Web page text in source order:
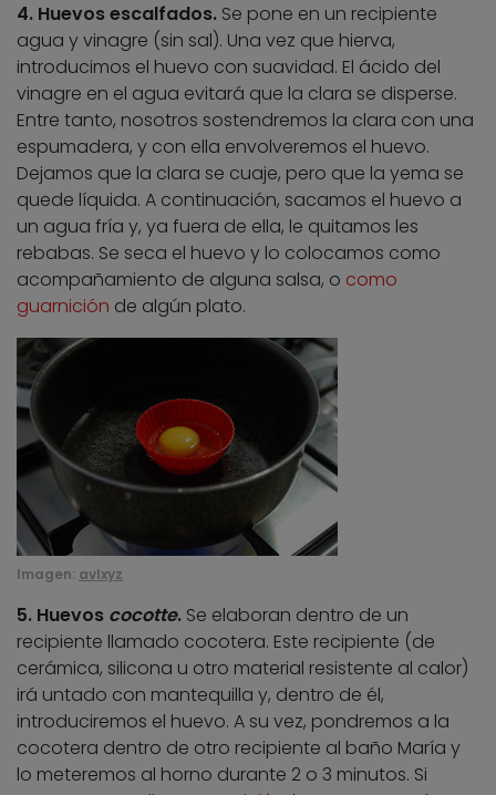
4. Huevos escalfados. Se pone en un recipiente
agua y vinagre (sin sal). Una vez que hierva,
introducimos el huevo con suavidad. El ácido del
vinagre en el agua evitará que la clara se disperse.
Entre tanto, nosotros sostendremos la clara con una
espumadera, y con ella envolveremos el huevo.
Dejamos que la clara se cuaje, pero que la yema se
quede líquida. A continuación, sacamos el huevo a
un agua fría y, ya fuera de ella, le quitamos les
rebabas. Se seca el huevo y lo colocamos como
acompañamiento de alguna salsa, o como
guarnición de algún plato.
Imagen: avlxyz
5. Huevos cocotte. Se elaboran dentro de un
recipiente llamado cocotera. Este recipiente (de
cerámica, silicona u otro material resistente al calor)
irá untado con mantequilla y, dentro de él,
introduciremos el huevo. A su vez, pondremos a la
cocotera dentro de otro recipiente al baño María y
lo meteremos al horno durante 2 o 3 minutos. Si